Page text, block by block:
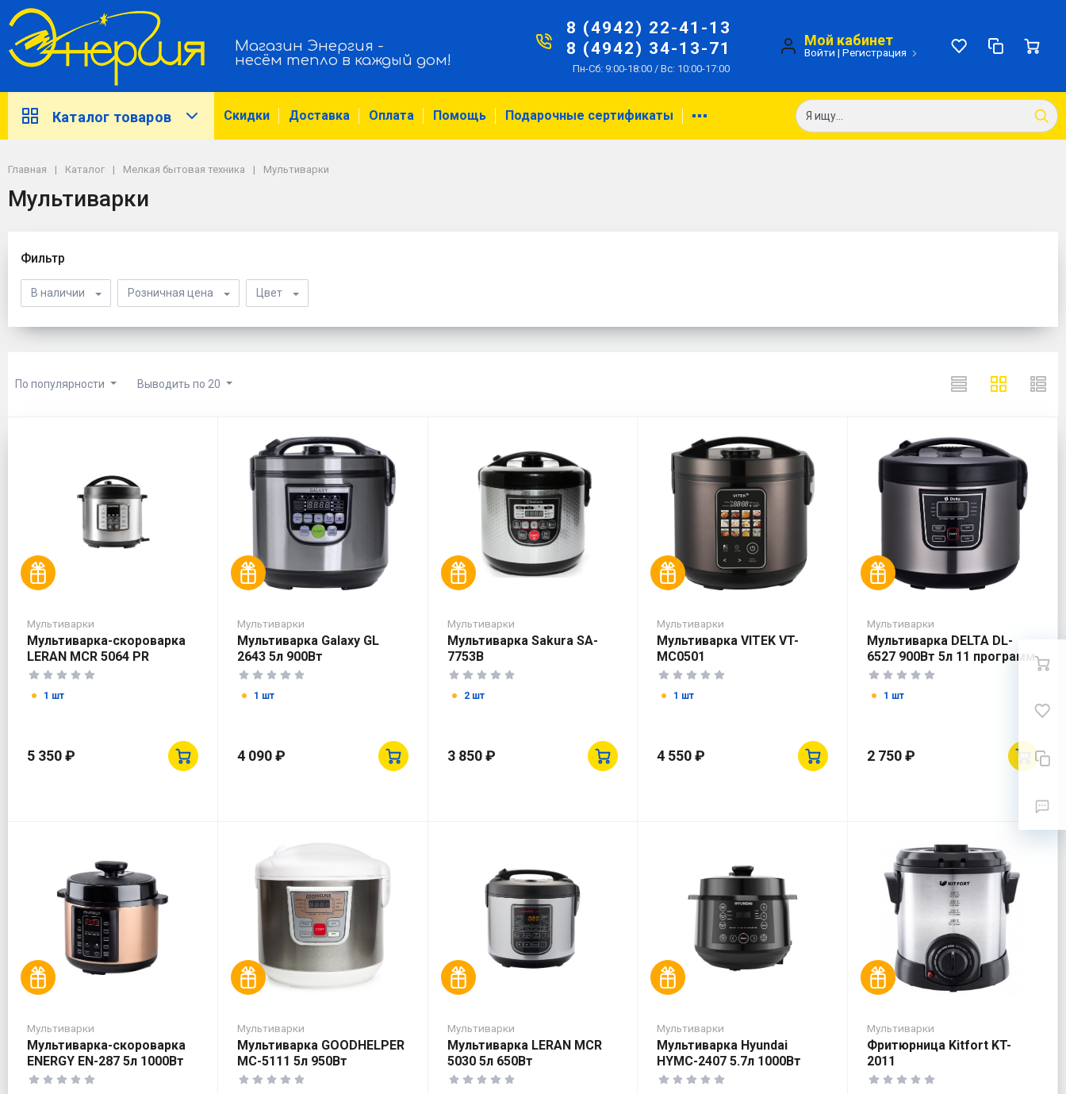
Магазин Энергия -
несём тепло в каждый дом!
8 (4942) 22-41-13
8 (4942) 34-13-71
Пн-Сб: 9:00-18:00 / Вс: 10:00-17:00
Мой кабинет
Войти |Регистрация
Каталог товаров Скидки Доставка Оплата Помощь Подарочные сертификаты
Главная Каталог Мелкая бытовая техника Мультиварки
Мультиварки
Фильтр
В наличии Розничная цена Цвет
По популярности Выводить по 20
Мультиварки
Мультиварка-скороварка
LERAN MCR 5064 PR
1 шт
5 350 ₽
Мультиварки
Мультиварка Galaxy GL
2643 5л 900Вт
1 шт
4 090 ₽
Мультиварки
Мультиварка Sakura SA-
7753B
2 шт
3 850 ₽
Мультиварки
Мультиварка VITEK VT-
MC0501
1 шт
4 550 ₽
Мультиварки
Мультиварка DELTA DL-
6527 900Вт 5л 11 программ
1 шт
2 750 ₽
Мультиварки
Мультиварка-скороварка
ENERGY EN-287 5л 1000Вт
Мультиварки
Мультиварка GOODHELPER
МС-5111 5л 950Вт
Мультиварки
Мультиварка LERAN MCR
5030 5л 650Вт
Мультиварки
Мультиварка Hyundai
HYMC-2407 5.7л 1000Вт
Мультиварки
Фритюрница Kitfort KT-
2011